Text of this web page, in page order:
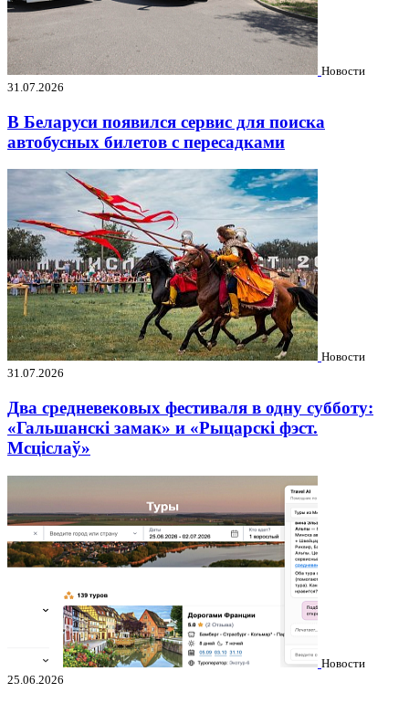
Новости
31.07.2026
В Беларуси появился сервис для поиска
автобусных билетов с пересадками
Новости
31.07.2026
Два средневековых фестиваля в одну субботу:
«Гальшанскі замак» и «Рыцарскі фэст.
Мсціслаў»
Новости
25.06.2026